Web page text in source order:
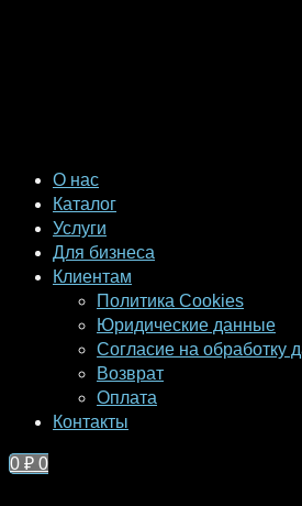
О нас
Каталог
Услуги
Для бизнеса
Клиентам
Политика Cookies
Юридические данные
Согласие на обработку
Возврат
Оплата
Контакты
0 ₽ 0